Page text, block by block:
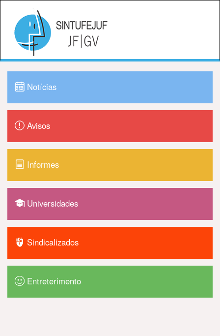
Notícias
Avisos
Informes
Universidades
Sindicalizados
Entreterimento